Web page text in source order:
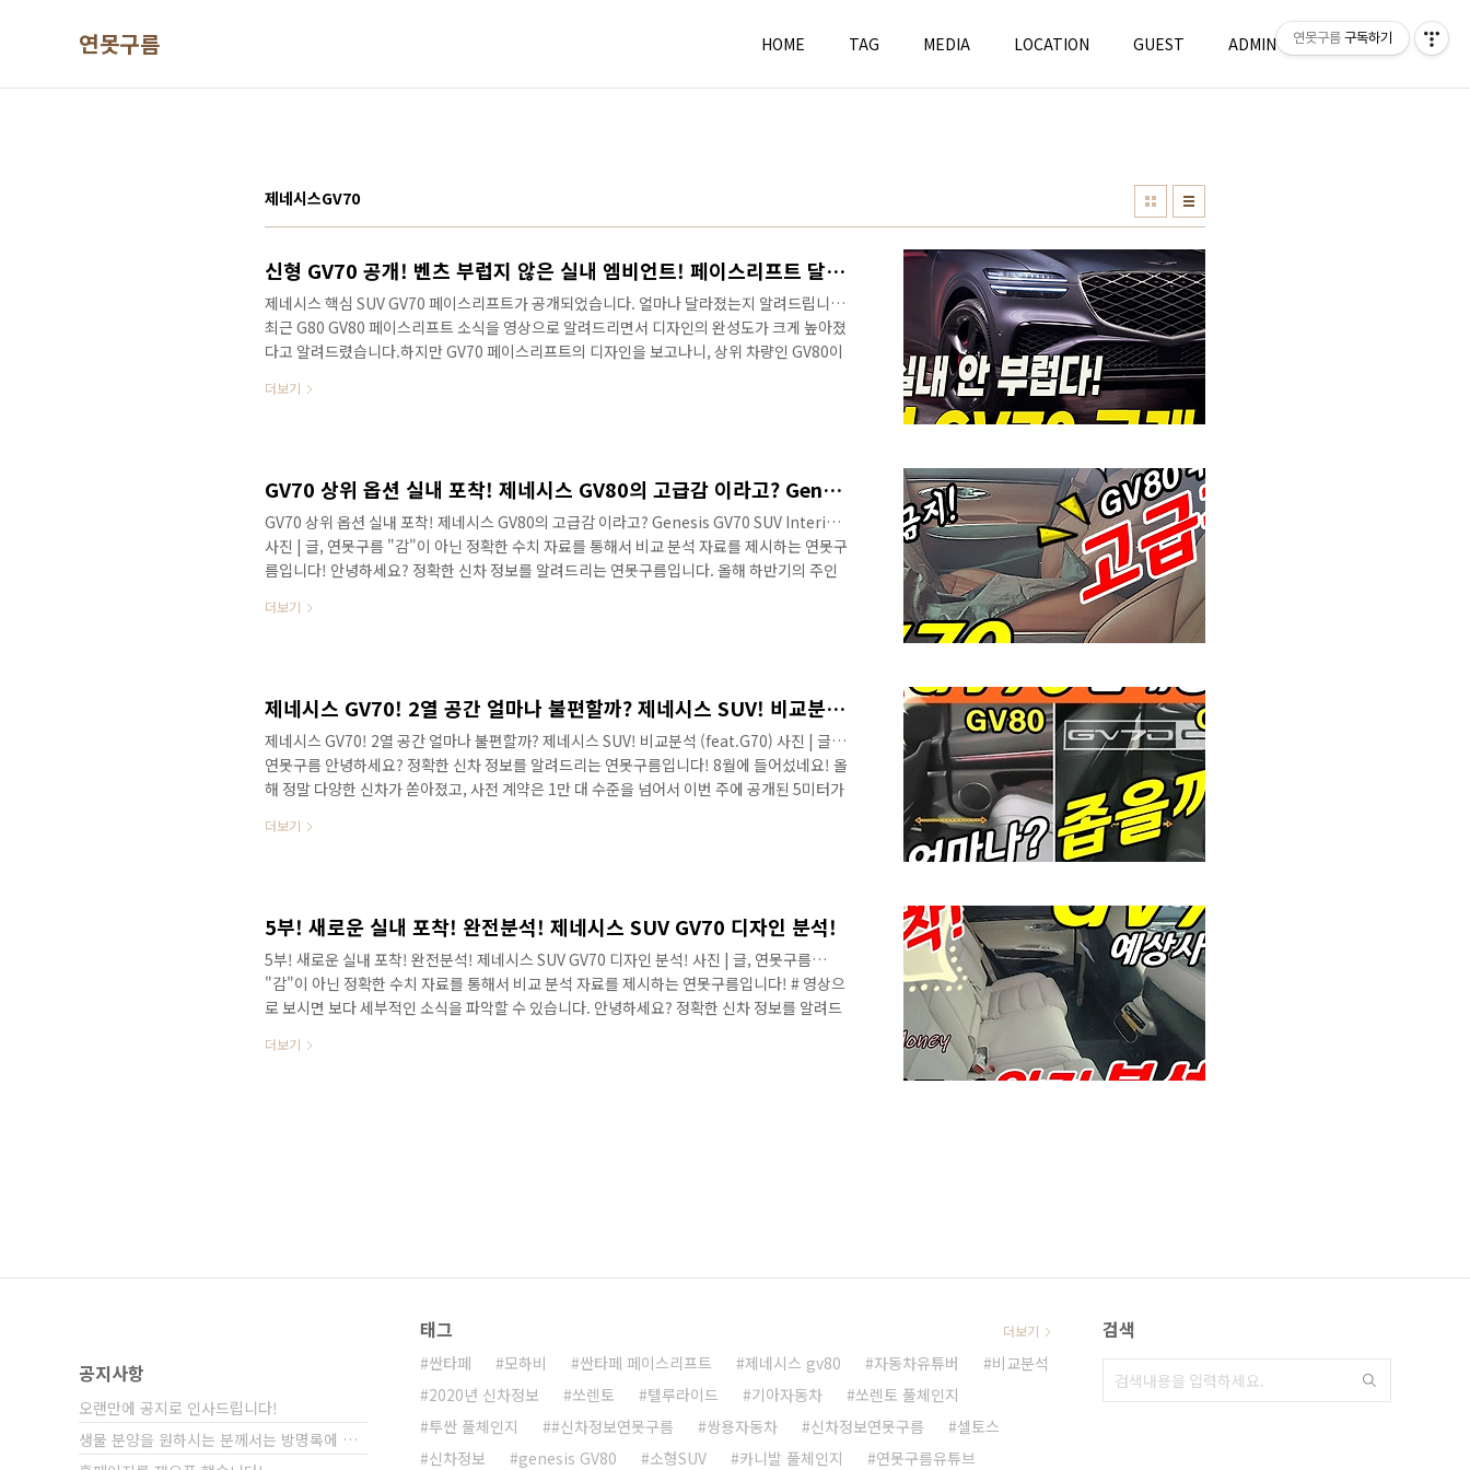
연못구름 HOME TAG MEDIA LOCATION GUEST ADMIN WRITE
제네시스GV70
신형 GV70 공개! 벤츠 부럽지 않은 실내 엠비언트! 페이스리프트 달라진점! #GENESIS #G80 #GV80
제네시스 핵심 SUV GV70 페이스리프트가 공개되었습니다. 얼마나 달라졌는지 알려드립니다.
최근 G80 GV80 페이스리프트 소식을 영상으로 알려드리면서 디자인의 완성도가 크게 높아졌
다고 알려드렸습니다.하지만 GV70 페이스리프트의 디자인을 보고나니, 상위 차량인 GV80이
data-ke-type="html">HTML 삽입미리보기할 수 없는 소스 곧 실물도 영상으로 알려드리
더보기
GV70 상위 옵션 실내 포착! 제네시스 GV80의 고급감 이라고? Genesis GV70 SUV Interior!
GV70 상위 옵션 실내 포착! 제네시스 GV80의 고급감 이라고? Genesis GV70 SUV Interior!
사진 | 글, 연못구름 "감"이 아닌 정확한 수치 자료를 통해서 비교 분석 자료를 제시하는 연못구
름입니다! 안녕하세요? 정확한 신차 정보를 알려드리는 연못구름입니다. 올해 하반기의 주인
로 보시면 보다 세부적인 정보를 얻을 수 있습니다. 지난 영상에서는 글로벌 경쟁 차량인 BMW
더보기
제네시스 GV70! 2열 공간 얼마나 불편할까? 제네시스 SUV! 비교분석 (feat.G70)
제네시스 GV70! 2열 공간 얼마나 불편할까? 제네시스 SUV! 비교분석 (feat.G70) 사진 | 글,
연못구름 안녕하세요? 정확한 신차 정보를 알려드리는 연못구름입니다! 8월에 들어섰네요! 올
해 정말 다양한 신차가 쏟아졌고, 사전 계약은 1만 대 수준을 넘어서 이번 주에 공개된 5미터가
다. 경기가 어렵다고 하는데, 체감 경기도 정말 어려운데, 글로벌에서 유일하게 대한민국 자동
더보기
5부! 새로운 실내 포착! 완전분석! 제네시스 SUV GV70 디자인 분석!
5부! 새로운 실내 포착! 완전분석! 제네시스 SUV GV70 디자인 분석! 사진 | 글, 연못구름
"감"이 아닌 정확한 수치 자료를 통해서 비교 분석 자료를 제시하는 연못구름입니다! # 영상으
로 보시면 보다 세부적인 소식을 파악할 수 있습니다. 안녕하세요? 정확한 신차 정보를 알려드
주 목격되고 있습니다. 출시가 예상되는 시점은 10월 경으로 현재가 7월인데, 앞으로 3개월도
더보기
공지사항
오랜만에 공지로 인사드립니다!
생물 분양을 원하시는 분께서는 방명록에 비밀글⋯
태그
싼타페 모하비 싼타페 페이스리프트 제네시스 gv80 자동차유튜버
비교분석
2020년 신차정보
쏘렌토 텔루라이드 기아자동차
쏘렌토 풀체인지
투싼 풀체인지
#신차정보연못구름 쌍용자동차 신차정보연못구름
셀토스
신차정보
genesis GV80 소형SUV 카니발 풀체인지 연못구름유튜브
더보기 검색
연못구름 구독하기